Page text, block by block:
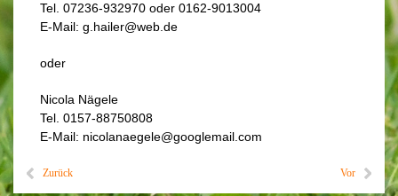
Tel. 07236-932970 oder 0162-9013004
E-Mail: g.hailer@web.de
oder
Nicola Nägele
Tel. 0157-88750808
E-Mail: nicolanaegele@googlemail.com
Zurück Vor